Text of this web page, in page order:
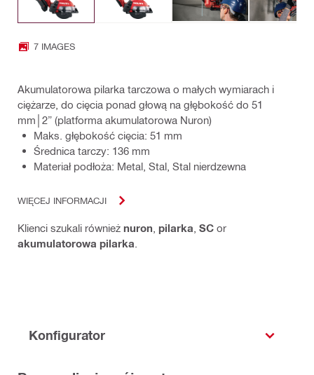
7 IMAGES
Akumulatorowa pilarka tarczowa o małych wymiarach i
ciężarze, do cięcia ponad głową na głębokość do 51
mm│2” (platforma akumulatorowa Nuron)
Maks. głębokość cięcia: 51 mm
Średnica tarczy: 136 mm
Materiał podłoża: Metal, Stal, Stal nierdzewna
WIĘCEJ INFORMACJI
Klienci szukali również nuron pilarka SC or
akumulatorowa pilarka
Konfigurator